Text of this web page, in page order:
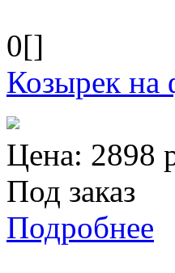
0[]
Козырек
Цена: 2898
Под заказ
Подробнее